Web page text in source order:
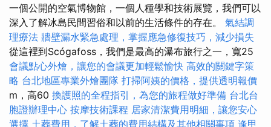
一個公開的空氣博物館，一個人種學和技術展覽，我們可以
深入了解冰島民間習俗和以前的生活條件的存在。 氣結調
理療法 牆壁漏水緊急處理，掌握應急修復技巧，減少損失
從這裡到Scógafoss，我們是最高的瀑布旅行之一，寬25
會議點心外燴，讓您的會議更加輕鬆愉快 高效的關鍵字策
略 台北地區專業外燴團隊 打掃阿姨的價格，提供透明報價
m，高60 換護照的全程指引，為您的旅程做好準備 台北台
胞證辦理中心 按摩技術課程 居家清潔費用明細，讓您安心
選擇 土葬費用，了解土葬的費用結構及其他相關事項 逢甲